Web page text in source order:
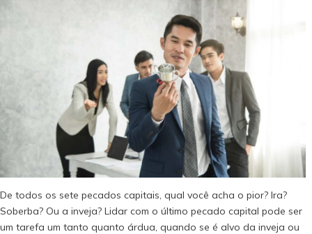
De todos os sete pecados capitais, qual você acha o pior? Ira?
Soberba? Ou a inveja? Lidar com o último pecado capital pode ser
um tarefa um tanto quanto árdua, quando se é alvo da inveja ou